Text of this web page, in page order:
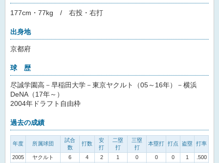
177cm・77kg / 右投・右打
出身地
京都府
球 歴
尽誠学園高－早稲田大学－東京ヤクルト（05～16年）－横浜
DeNA（17年～）
2004年ドラフト自由枠
過去の成績
年度 所属球団
試合
数
打数
安
打
二塁
打
三塁
打
本塁打 打点 盗塁 打率
2005 ヤクルト 6 4 2 1 0 0 0 1 .500